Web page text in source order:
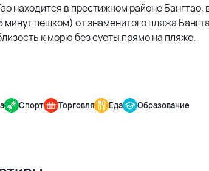
находится в престижном районе Бангтао,
минут пешком) от знаменитого пляжа
к морю без суеты прямо на пляже.
Modeva
Bang Tao
Спорт Торговля Еда Образование